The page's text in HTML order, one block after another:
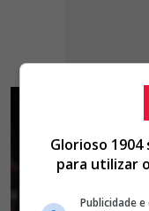
Glorioso
para utilizar
Publicidade